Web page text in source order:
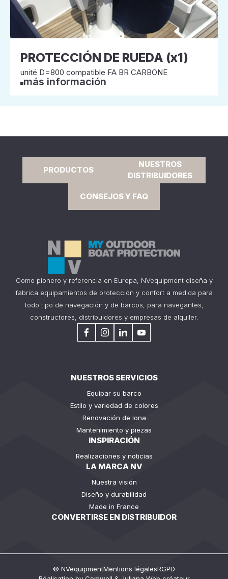
PROTECCIÓN DE RUEDA (x1)
unité D=800 compatible FA BR CARBONE
más información
PRODUCTOS
NUESTROS
DISTRIBUIDORES
CONSEJOS Y FAQ
Como pionero y referencia en Europa, NVequipment diseña y
fabrica equipamientos de protección y confort a medida para
todo tipo de navegación y de barcos, para navegantes,
constructores, distribuidores y empresas de alquiler.
NUESTROS SERVICIOS
Equipar su barco
Estilo y variedad de colores
Renovación de lona
Mantenimiento y piezas
INSPIRACIÓN
Realizaciones y noticias
LA MARCA NV
Nuestra visión
Diseño y durabilidad
Made in France
CONVERTIRSE EN DISTRIBUIDOR
© NVequipmentMentions légalesRGPD